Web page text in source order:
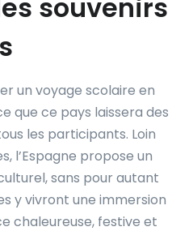
souvenirs
un voyage scolaire en
que ce pays laissera des
les participants. Loin
l’Espagne propose un
sans pour autant
y vivront une immersion
chaleureuse, festive et